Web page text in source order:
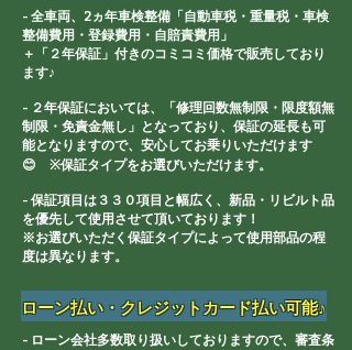
- 全車両、2ヵ年車検整備「自動車税・重量税・車検
整備費用・登録費用・自賠責費用」
＋
「２年保証」付きのコミコミ価格で販売しており
ます♪
- ２年保証においては、「修理回数無制限・限度額無
制限・免責金無し」となっており、保証の延長も可
能となりますので、安心してお乗りいただけます
😊 ※保証タイプをお選びいただけます。
- 保証項目は３３０項目と幅広く、新品・リビルト品
を優先して使用させて頂いております！
※お選びいただく保証タイプによって使用部品の程
度は異なります。
- ローン会社多数取り扱いしておりますので、審査条
ローン払い・クレジットカード払い可能♪